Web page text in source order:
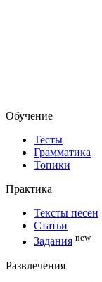
Обучение
Тесты
Грамматика
Топики
Практика
Тексты песен
Статьи
Задания new
Развлечения